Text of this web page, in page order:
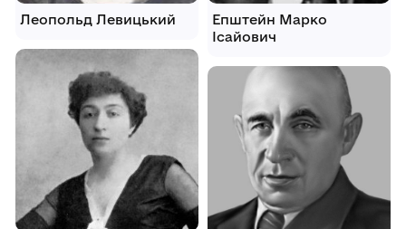
Леопольд Левицький
Епштейн Марко
Ісайович